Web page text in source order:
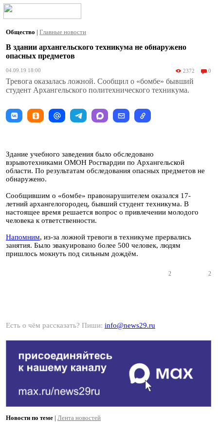
Общество | Главные новости
В здании архангельского техникума не обнаружено
опасных предметов
04.09.19 18:00 2372 0
Тревога оказалась ложной. Сообщил о «бомбе» бывший
студент Архангельского политехнического техникума.
Здание учебного заведения было обследовано
взрывотехниками ОМОН Росгвардии по Архангельской
области. По результатам обследования опасных предметов не
обнаружено.
Сообщившим о «бомбе» правонарушителем оказался 17-
летний архангелогородец, бывший студент техникума. В
настоящее время решается вопрос о привлечении молодого
человека к ответственности.
Напомним, из-за ложной тревоги в техникуме прервались
занятия. Было эвакуировано более 500 человек, людям
пришлось мокнуть под сильным дождём.
2 2
Есть о чём рассказать? Пиши: info@news29.ru
Новости по теме | Лента новостей